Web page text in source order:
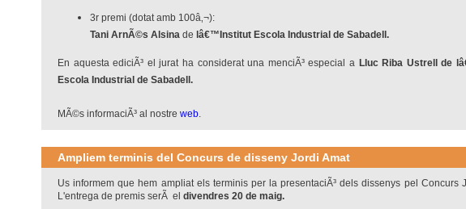
3r premi (dotat amb 100â‚¬):
Tani ArnÃ©s Alsina de lâ€™Institut Escola Industrial de Sabadell.
En aquesta ediciÃ³ el jurat ha considerat una menciÃ³ especial a Lluc Riba Ustrell de
Escola Industrial de Sabadell.
MÃ©s informaciÃ³ al nostre web.
Ampliem terminis del Concurs de disseny Jordi Amat
Us informem que hem ampliat els terminis per la presentaciÃ³ dels dissenys pel Concurs
L'entrega de premis serÃ el divendres 20 de maig.